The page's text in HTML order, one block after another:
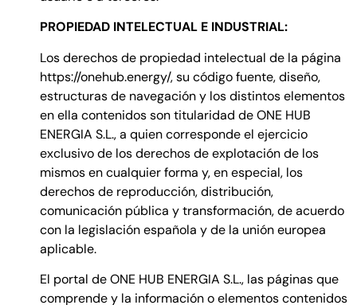
PROPIEDAD INTELECTUAL E INDUSTRIAL:
Los derechos de propiedad intelectual de la página
https://onehub.energy/, su código fuente, diseño,
estructuras de navegación y los distintos elementos
en ella contenidos son titularidad de ONE HUB
ENERGIA S.L., a quien corresponde el ejercicio
exclusivo de los derechos de explotación de los
mismos en cualquier forma y, en especial, los
derechos de reproducción, distribución,
comunicación pública y transformación, de acuerdo
con la legislación española y de la unión europea
aplicable.
El portal de ONE HUB ENERGIA S.L., las páginas que
comprende y la información o elementos contenidos